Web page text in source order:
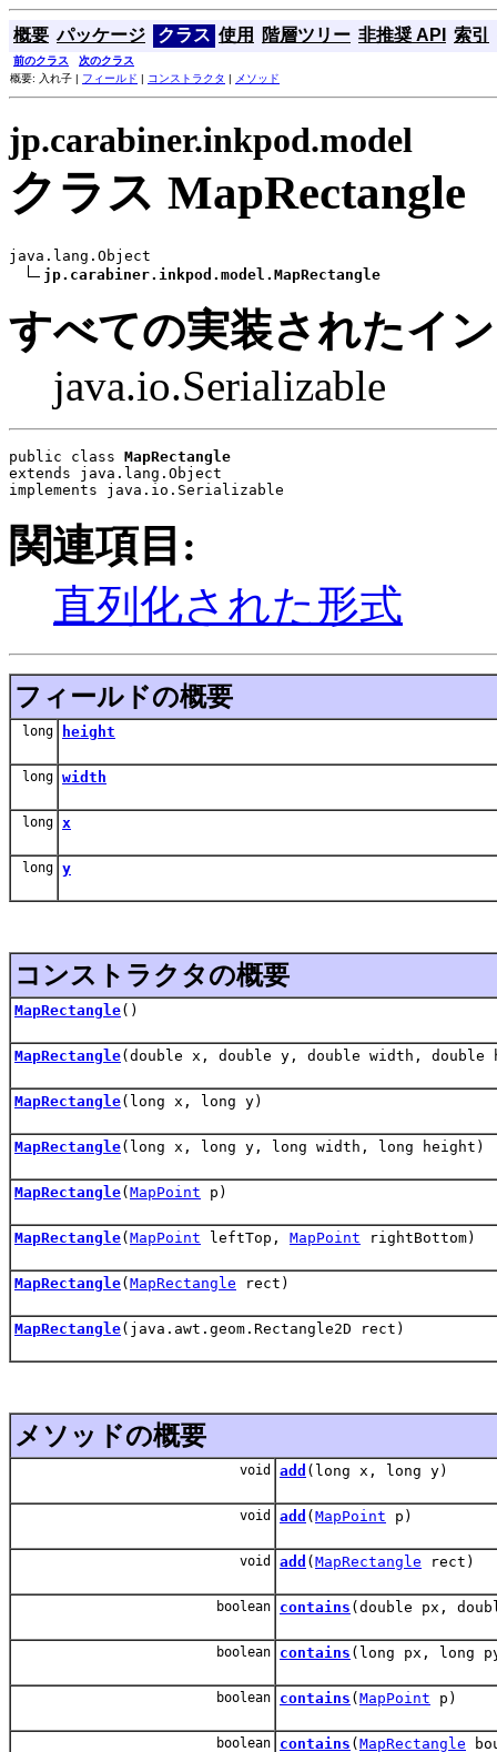
概要 パッケージ クラス 使用 階層ツリー 非推奨 API 索引
前のクラス
次のクラス
概要: 入れ子 | フィールド | コンストラクタ | メソッド
jp.carabiner.inkpod.model
クラス MapRectangle
java.lang.Object
jp.carabiner.inkpod.model.MapRectangle
すべての実装されたイ
java.io.Serializable
public class MapRectangle
extends java.lang.Object
implements java.io.Serializable
関連項目:
直列化された形式
フィールドの概要
long height
long width
long x
long y
コンストラクタの概要
MapRectangle()
MapRectangle(double x, double y, double width, double
MapRectangle(long x, long y)
MapRectangle(long x, long y, long width, long height)
MapRectangle( MapPoint p)
MapRectangle( MapPoint leftTop, MapPoint rightBottom)
MapRectangle( MapRectangle rect)
MapRectangle(java.awt.geom.Rectangle2D rect)
メソッドの概要
void add (long x, long y)
void add ( MapPoint p)
void add ( MapRectangle rect)
boolean contains (double px,
boolean contains (long px, long
boolean contains ( MapPoint p)
boolean contains ( MapRectangle